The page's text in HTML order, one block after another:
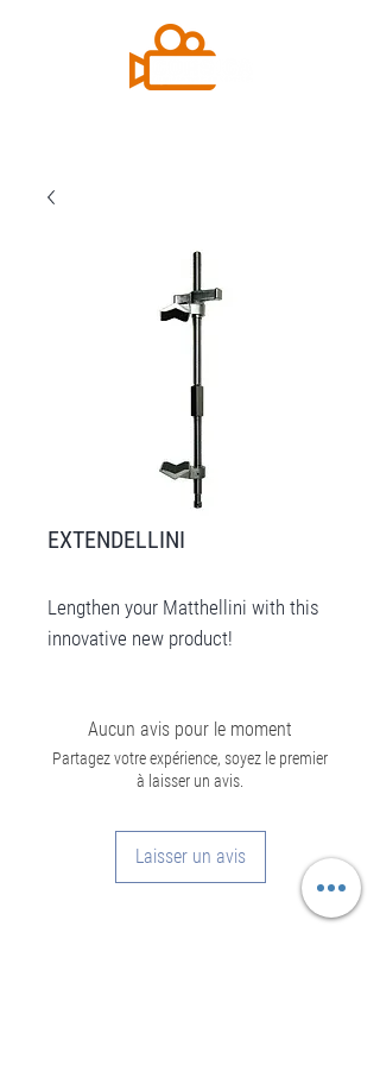
EXTENDELLINI
Lengthen your Matthellini with this
innovative new product!
Aucun avis pour le moment
Partagez votre expérience, soyez le premier
à laisser un avis.
Laisser un avis